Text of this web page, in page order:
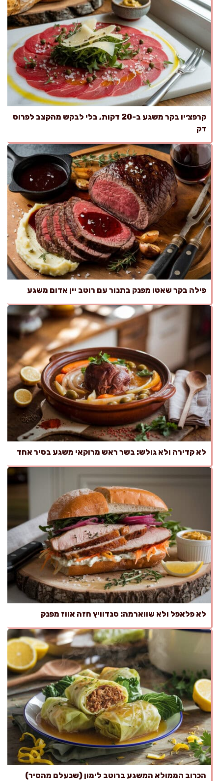
קרפצ׳יו בקר משגע ב-20 דקות, בלי לבקש מהקצב לפרוס
דק
פילה בקר שאטו מפנק בתנור עם רוטב יין אדום משגע
לא קדירה ולא גולש: בשר ראש מרוקאי משגע בסיר אחד
לא פלאפל ולא שווארמה: סנדוויץ חזה אווז מפנק
הכרוב הממולא המשגע ברוטב לימון (שנעלם מהסיר)